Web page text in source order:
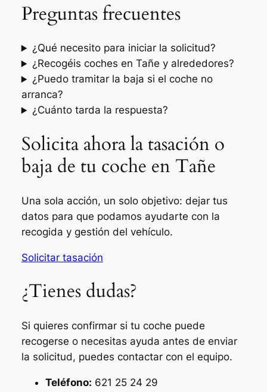
Preguntas frecuentes
¿Qué necesito para iniciar la solicitud?
¿Recogéis coches en Tañe y alrededores?
¿Puedo tramitar la baja si el coche no
arranca?
¿Cuánto tarda la respuesta?
Solicita ahora la tasación o
baja de tu coche en Tañe
Una sola acción, un solo objetivo: dejar tus
datos para que podamos ayudarte con la
recogida y gestión del vehículo.
Solicitar tasación
¿Tienes dudas?
Si quieres confirmar si tu coche puede
recogerse o necesitas ayuda antes de enviar
la solicitud, puedes contactar con el equipo.
Teléfono: 621 25 24 29